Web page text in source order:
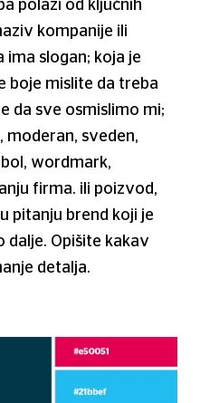
polazi od ključnih
kompanije ili
ima slogan; koja je
boje mislite da treba
da sve osmislimo mi;
moderan, sveden,
wordmark,
firma. ili poizvod,
pitanju brend koji je
dalje. Opišite kakav
detalja.